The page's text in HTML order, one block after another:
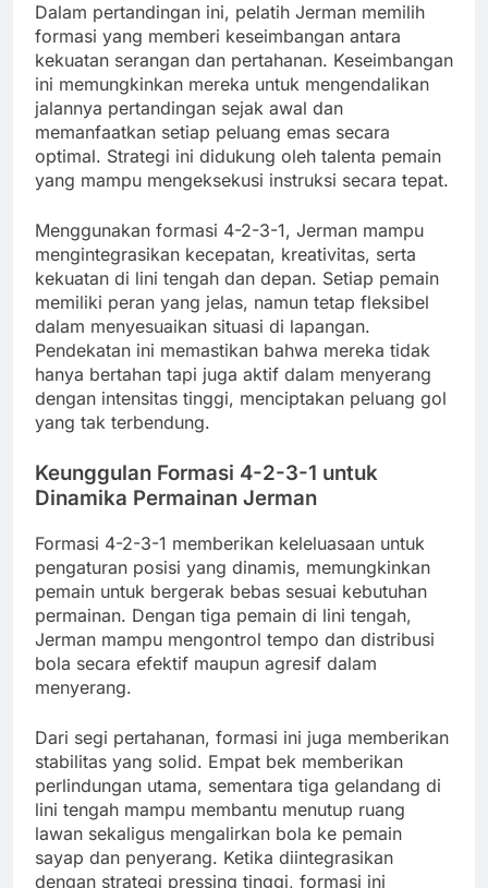
Dalam pertandingan ini, pelatih Jerman memilih
formasi yang memberi keseimbangan antara
kekuatan serangan dan pertahanan. Keseimbangan
ini memungkinkan mereka untuk mengendalikan
jalannya pertandingan sejak awal dan
memanfaatkan setiap peluang emas secara
optimal. Strategi ini didukung oleh talenta pemain
yang mampu mengeksekusi instruksi secara tepat.
Menggunakan formasi 4-2-3-1, Jerman mampu
mengintegrasikan kecepatan, kreativitas, serta
kekuatan di lini tengah dan depan. Setiap pemain
memiliki peran yang jelas, namun tetap fleksibel
dalam menyesuaikan situasi di lapangan.
Pendekatan ini memastikan bahwa mereka tidak
hanya bertahan tapi juga aktif dalam menyerang
dengan intensitas tinggi, menciptakan peluang gol
yang tak terbendung.
Keunggulan Formasi 4-2-3-1 untuk
Dinamika Permainan Jerman
Formasi 4-2-3-1 memberikan keleluasaan untuk
pengaturan posisi yang dinamis, memungkinkan
pemain untuk bergerak bebas sesuai kebutuhan
permainan. Dengan tiga pemain di lini tengah,
Jerman mampu mengontrol tempo dan distribusi
bola secara efektif maupun agresif dalam
menyerang.
Dari segi pertahanan, formasi ini juga memberikan
stabilitas yang solid. Empat bek memberikan
perlindungan utama, sementara tiga gelandang di
lini tengah mampu membantu menutup ruang
lawan sekaligus mengalirkan bola ke pemain
sayap dan penyerang. Ketika diintegrasikan
dengan strategi pressing tinggi, formasi ini